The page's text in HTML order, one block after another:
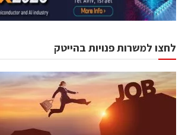
לחצו למשרות פנויות בהייטק